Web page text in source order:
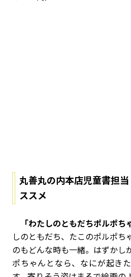
丸善丸の内本店児童書担
ススメ
「わたしのともだちポルポち
しのともだち、たこのポルポち
のもどんな時も一緒。はずかし
ポちゃんとなら、なにが起き